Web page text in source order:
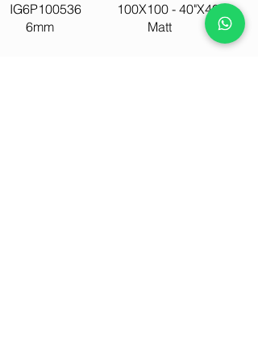
IG6P100536 100X100 - 40"X40"
6mm Matt